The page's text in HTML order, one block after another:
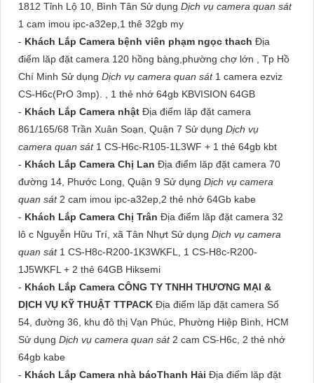
1812 Tỉnh Lộ 10, Bình Tân Sử dụng Dịch vụ camera quan sát
1 cam imou ipc-a32ep,1 thê 32gb my
- Khách Lắp Camera bệnh viên phạm ngọc thach Địa
điểm lăp đặt camera 120 hồng bàng,phường chợ lớn , Tp Hồ
Chí Minh Sử dụng Dịch vụ camera quan sát 1 camera ezviz
CS-H6c(PrO 3mp). , 1 thẻ nhớ 64gb KBVISION 64GB
- Khách Lắp Camera nhật Địa điểm lăp đặt camera
861/165/68 Trần Xuân Soạn, Quận 7 Sử dụng Dịch vụ
camera quan sát 1 CS-H6c-R105-1L3WF + 1 thẻ 64gb kbt
- Khách Lắp Camera Chị Lan Địa điểm lăp đặt camera 70
đường 14, Phước Long, Quận 9 Sử dụng Dịch vụ camera
quan sát 2 cam imou ipc-a32ep,2 thẻ nhớ 64Gb kabe
- Khách Lắp Camera Chị Trân Địa điểm lăp đặt camera 32
lô c Nguyễn Hữu Trí, xã Tân Nhựt Sử dụng Dịch vụ camera
quan sát 1 CS-H8c-R200-1K3WKFL, 1 CS-H8c-R200-
1J5WKFL + 2 thẻ 64GB Hiksemi
- Khách Lắp Camera CÔNG TY TNHH THƯƠNG MẠI &
DỊCH VỤ KỸ THUẬT TTPACK Địa điểm lăp đặt camera Số
54, đường 36, khu đô thị Vạn Phúc, Phường Hiệp Bình, HCM
Sử dụng Dịch vụ camera quan sát 2 cam CS-H6c, 2 thẻ nhớ
64gb kabe
- Khách Lắp Camera nhà báoThanh Hải Địa điểm lăp đặt